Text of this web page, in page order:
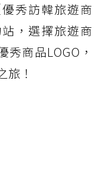
秀訪韓旅遊商
，選擇旅遊商
商品LOGO，
！